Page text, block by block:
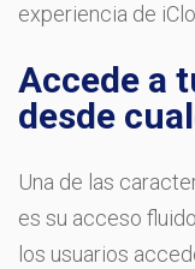
experiencia de
Accede a
desde
Una de las
es su acceso
los usuarios